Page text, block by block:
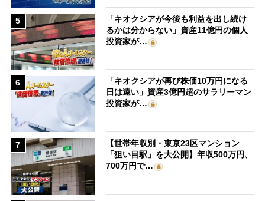
5
「キオクシアが今後も利益を出し続け
るかは分からない」資産11億円の個人
投資家が…
6
「キオクシアが再び株価10万円になる
日は遠い」資産3億円超のサラリーマン
投資家が…
7
【世帯年収別・東京23区マンション
「狙い目駅」を大公開】年収500万円、
700万円で…